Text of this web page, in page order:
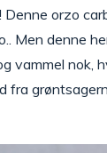
orzo
Men denne
vammel nok,
fra